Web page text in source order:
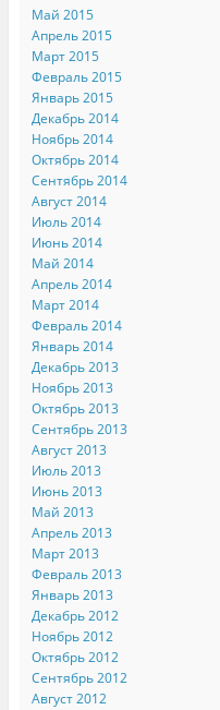
Май 2015
Апрель 2015
Март 2015
Февраль 2015
Январь 2015
Декабрь 2014
Ноябрь 2014
Октябрь 2014
Сентябрь 2014
Август 2014
Июль 2014
Июнь 2014
Май 2014
Апрель 2014
Март 2014
Февраль 2014
Январь 2014
Декабрь 2013
Ноябрь 2013
Октябрь 2013
Сентябрь 2013
Август 2013
Июль 2013
Июнь 2013
Май 2013
Апрель 2013
Март 2013
Февраль 2013
Январь 2013
Декабрь 2012
Ноябрь 2012
Октябрь 2012
Сентябрь 2012
Август 2012